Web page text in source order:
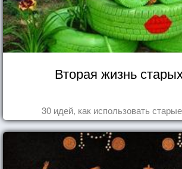
Вторая жизнь
30 идей, как использовать